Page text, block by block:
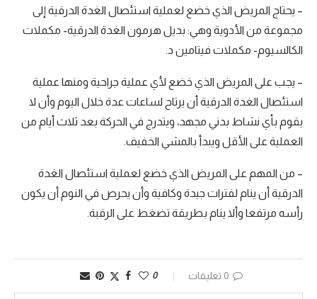
– يحتاج المريض الذي خضع لعملية استئصال الغدة الدرقية إلى
مجموعة من الأدوية وهي: بديل هرمون الغدة الدرقية- مكملات
الكالسيوم- مكملات فيتامين د.
– يجب على المريض الذي خضع لأي عملية جراحية ومنها عملية
استئصال الغدة الدرقية أن يرتاح لساعات عدة خلال اليوم وأن لا
يقوم بأي نشاط بدني مجهد، ويتدرج في الحركة بعد ثلاث أيام من
العملية على الأقل ويبدأ بالمشي الخفيف.
– من المهم على المريض الذي خضع لعملية استئصال الغدة
الدرقية أن ينام لفترات جيدة وكافية وأن يحرص في النوم أن يكون
رأسه مرتفعا وألا ينام بطريقة تضغط على الرقبة.
0 تعليقات 0